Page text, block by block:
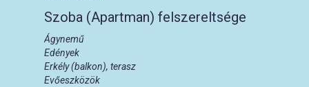
Szoba (Apartman) felszereltsége
Ágynemű
Edények
Erkély (balkon), terasz
Evőeszközök